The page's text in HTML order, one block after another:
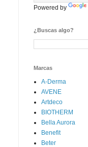
Powered by
¿Buscas algo?
Marcas
A-Derma
AVENE
Artdeco
BIOTHERM
Bella Aurora
Benefit
Beter